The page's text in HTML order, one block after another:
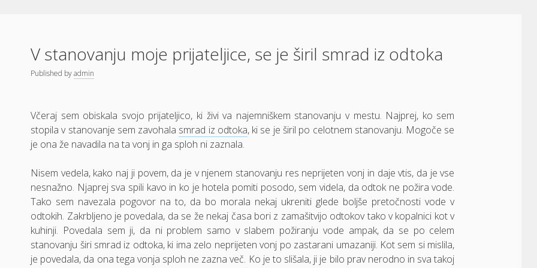
V stanovanju moje prijateljice, se je širil smrad iz odtoka
Published byadmin
Včeraj sem obiskala svojo prijateljico, ki živi va najemniškem stanovanju v mestu. Najprej, ko sem
stopila v stanovanje sem zavohala smrad iz odtoka, ki se je širil po celotnem stanovanju. Mogoče se
je ona že navadila na ta vonj in ga sploh ni zaznala.
Nisem vedela, kako naj ji povem, da je v njenem stanovanju res neprijeten vonj in daje vtis, da je vse
nesnažno. Njaprej sva spili kavo in ko je hotela pomiti posodo, sem videla, da odtok ne požira vode.
Tako sem navezala pogovor na to, da bo morala nekaj ukreniti glede boljše pretočnosti vode v
odtokih. Zakrbljeno je povedala, da se že nekaj časa bori z zamašitvijo odtokov tako v kopalnici kot v
kuhinji. Povedala sem ji, da ni problem samo v slabem požiranju vode ampak, da se po celem
stanovanju širi smrad iz odtoka, ki ima zelo neprijeten vonj po zastarani umazaniji. Kot sem si mislila,
je povedala, da ona tega vonja sploh ne zazna več. Ko je to slišala, ji je bilo prav nerodno in sva takoj